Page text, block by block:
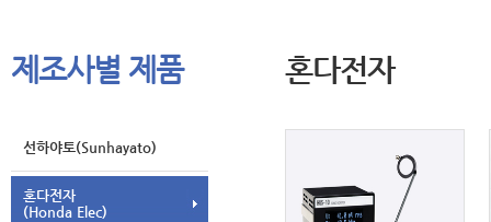
제조사별 제품
선하야토(Sunhayato)
혼다전자
(Honda Elec)
혼다전자